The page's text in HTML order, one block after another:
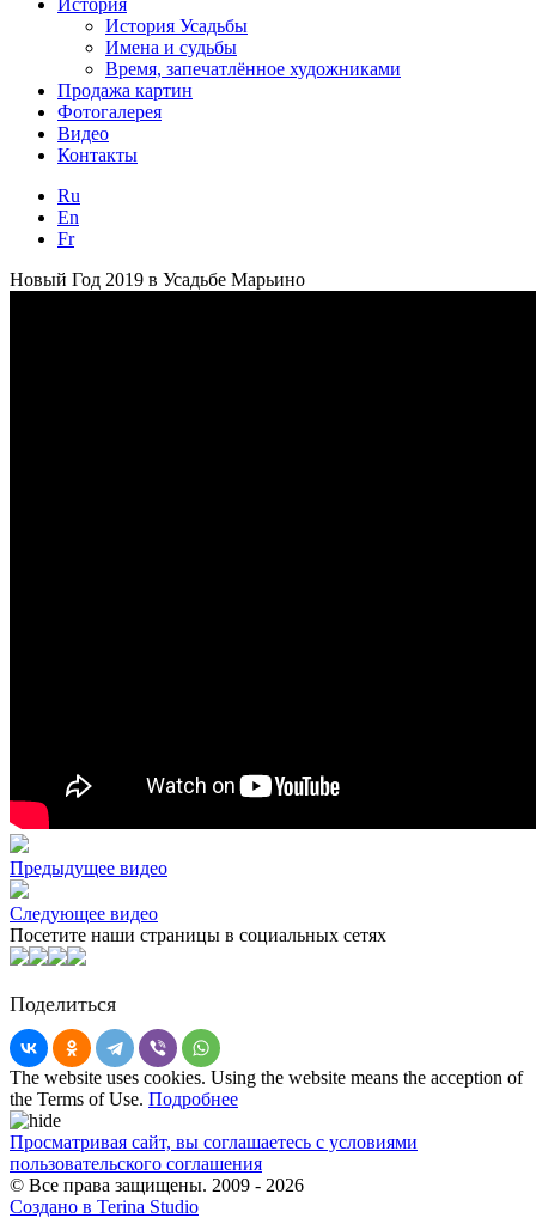
История Усадьбы
Имена и судьбы
Время, запечатлённое художниками
Продажа картин
Фотогалерея
Видео
Контакты
Ru
En
Fr
Новый Год 2019 в Усадьбе Марьино
Предыдущее видео
Следующее видео
Посетите наши страницы в социальных сетях
Поделиться
The website uses cookies. Using the website means the acception of
the Terms of Use. Подробнее
Просматривая сайт, вы соглашаетесь с условиями
пользовательского соглашения
© Все права защищены. 2009 - 2026
Создано в Terina Studio